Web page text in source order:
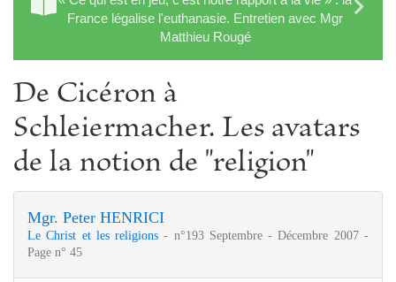
France légalise l'euthanasie. Entretien avec Mgr
Matthieu Rougé
De Cicéron à
Schleiermacher. Les avatars
de la notion de "religion"
Mgr. Peter HENRICI
Le Christ et les religions- n°193 Septembre - Décembre 2007 -
Page n° 45